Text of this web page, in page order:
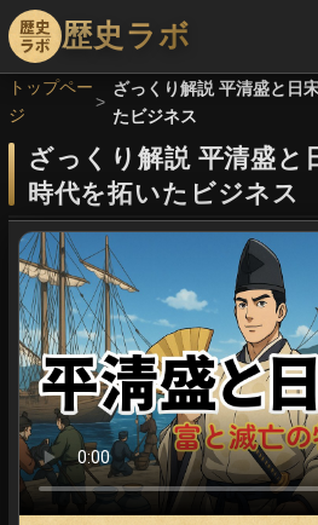
歴史ラボ
トップペー
ジ
ざっくり解説 平清盛と日
たビジネス
ざっくり解説 平清盛と
時代を拓いたビジネス